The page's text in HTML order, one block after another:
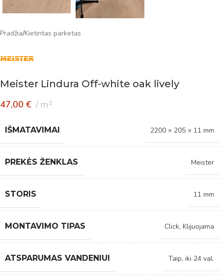
Pradžia/Kietintas parketas
Meister Lindura Off-white oak lively
47,00 € m²
IŠMATAVIMAI 2200 × 205 × 11 mm
PREKĖS ŽENKLAS Meister
STORIS 11 mm
MONTAVIMO TIPAS Click, Klijuojama
ATSPARUMAS VANDENIUI Taip, iki 24 val.